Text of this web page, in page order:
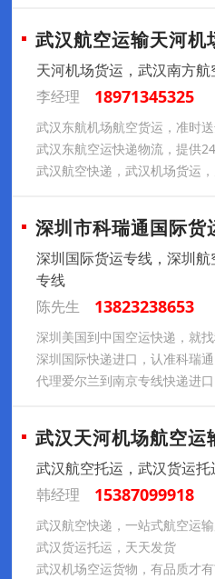
武汉航空运输天河机
天河机场货运，武汉南方
李经理
18971345325
武汉东航机场航空货运，准时送
武汉东航空运快递物流，提供
武汉航空快递，武汉机场货运
深圳市科瑞通国际货
深圳国际货运专线，深圳
专线
陈先生
13823238653
深圳美国到中国空运快递，就
深圳国际快递进口，认准科瑞
代理爱尔兰到南京专线快递进口
武汉天河机场航空运
武汉航空托运，武汉货运
韩经理
15387099918
武汉航空快递，一站式航空运
武汉货运托运，天天发货
武汉机场空运货物，有品质才